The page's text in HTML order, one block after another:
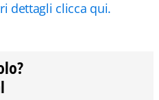
dettagli clicca qui.